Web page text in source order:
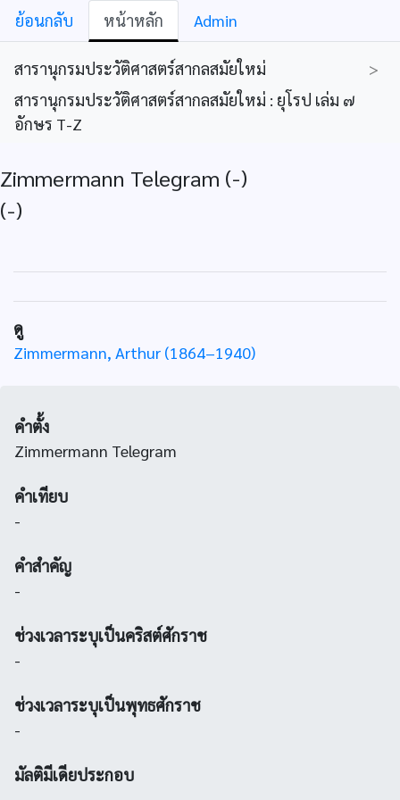
ย้อนกลับ หน้าหลัก Admin
สารานุกรมประวัติศาสตร์สากลสมัยใหม่
>
สารานุกรมประวัติศาสตร์สากลสมัยใหม่ : ยุโรป เล่ม ๗
อักษร T-Z
Zimmermann Telegram (-)
(-)
ดู
Zimmermann, Arthur (1864–1940)
คำตั้ง
Zimmermann Telegram
คำเทียบ
-
คำสำคัญ
-
ช่วงเวลาระบุเป็นคริสต์ศักราช
-
ช่วงเวลาระบุเป็นพุทธศักราช
-
มัลติมีเดียประกอบ